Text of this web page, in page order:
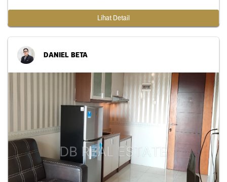
Lihat Detail
DANIEL BETA